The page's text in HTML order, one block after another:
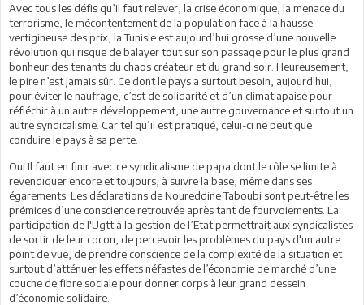
Avec tous les défis qu’il faut relever, la crise économique, la menace du
terrorisme, le mécontentement de la population face à la hausse
vertigineuse des prix, la Tunisie est aujourd’hui grosse d’une nouvelle
révolution qui risque de balayer tout sur son passage pour le plus grand
bonheur des tenants du chaos créateur et du grand soir. Heureusement,
le pire n’est jamais sûr. Ce dont le pays a surtout besoin, aujourd'hui,
pour éviter le naufrage, c’est de solidarité et d’un climat apaisé pour
réfléchir à un autre développement, une autre gouvernance et surtout un
autre syndicalisme. Car tel qu’il est pratiqué, celui-ci ne peut que
conduire le pays à sa perte.
Oui Il faut en finir avec ce syndicalisme de papa dont le rôle se limite à
revendiquer encore et toujours, à suivre la base, même dans ses
égarements. Les déclarations de Noureddine Taboubi sont peut-être les
prémices d’une conscience retrouvée après tant de fourvoiements. La
participation de l'Ugtt à la gestion de l’Etat permettrait aux syndicalistes
de sortir de leur cocon, de percevoir les problèmes du pays d'un autre
point de vue, de prendre conscience de la complexité de la situation et
surtout d’atténuer les effets néfastes de l’économie de marché d’une
couche de fibre sociale pour donner corps à leur grand dessein
d’économie solidaire.